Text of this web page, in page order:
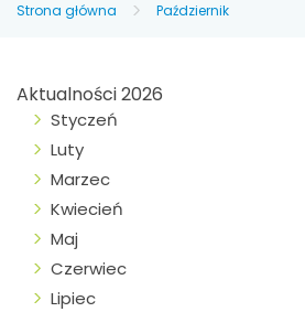
Strona główna Październik
Aktualności 2026
Styczeń
Luty
Marzec
Kwiecień
Maj
Czerwiec
Lipiec